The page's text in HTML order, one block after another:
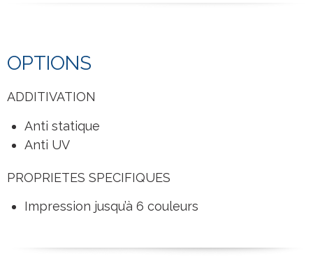
OPTIONS
ADDITIVATION
Anti statique
Anti UV
PROPRIETES SPECIFIQUES
Impression jusqu’à 6 couleurs